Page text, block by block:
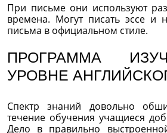
При письме они используют
времена. Могут писать эссе и
письма в официальном стиле.
ПРОГРАММА
УРОВНЕ
Спектр знаний довольно
течение обучения учащиеся
Дело в правильно